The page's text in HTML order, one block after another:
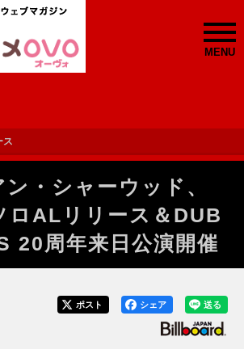
MENU
ス
・シャーウッド、
ロALリリース＆DUB
20周年来日公演開催
送る
シェア
ポスト